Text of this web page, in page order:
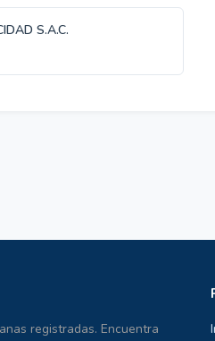
S.A.C.
registradas. Encuentra